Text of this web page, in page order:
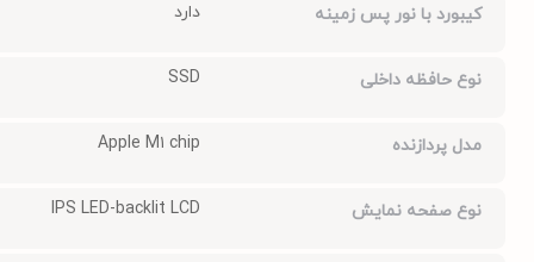
کیبورد با نور پس زمینه دارد
نوع حافظه داخلی SSD
مدل پردازنده Apple M۱ chip
نوع صفحه نمایش IPS LED-backlit LCD